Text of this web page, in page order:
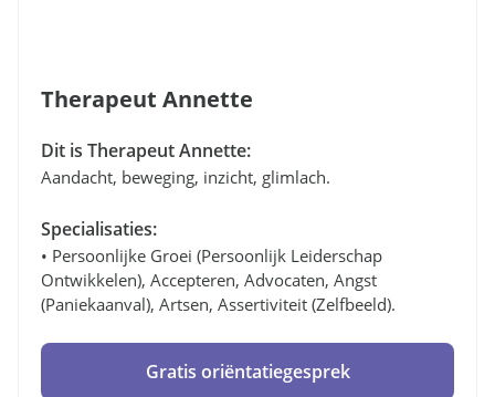
Therapeut Annette
Dit is Therapeut Annette:
Aandacht, beweging, inzicht, glimlach.
Specialisaties:
• Persoonlijke Groei (persoonlijk Leiderschap
Ontwikkelen), Accepteren, Advocaten, Angst
(paniekaanval), Artsen, Assertiviteit (zelfbeeld).
Gratis oriëntatiegesprek